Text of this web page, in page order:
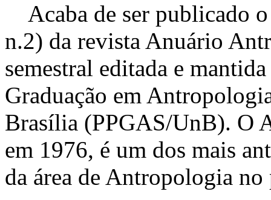
Acaba de ser publicado
n.2) da revista Anuário
semestral editada e
Graduação em
Brasília (PPGAS/UnB). O
em 1976, é um dos mais
da área de Antropologia no